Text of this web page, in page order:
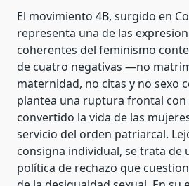
El movimiento 4B, surgido en
representa una de las
coherentes del feminismo
de cuatro negativas —no
maternidad, no citas y no sexo
plantea una ruptura frontal con
convertido la vida de las
servicio del orden patriarcal.
consigna individual, se trata de
política de rechazo que